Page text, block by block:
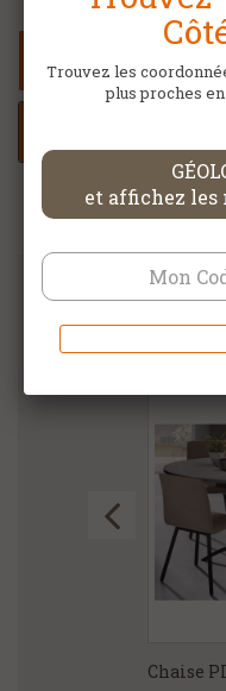
CONTACTER
MEUBLES
DANS LA
Chaise
Trouvez les
plus proches
et affichez les